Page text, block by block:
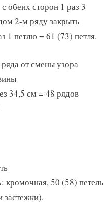
обеих сторон 1 раз 3
2-м ряду закрыть
1 петлю = 61 (73) петля.
от смены узора
34,5 см = 48 рядов
кромочная, 50 (58) петель
застежки).